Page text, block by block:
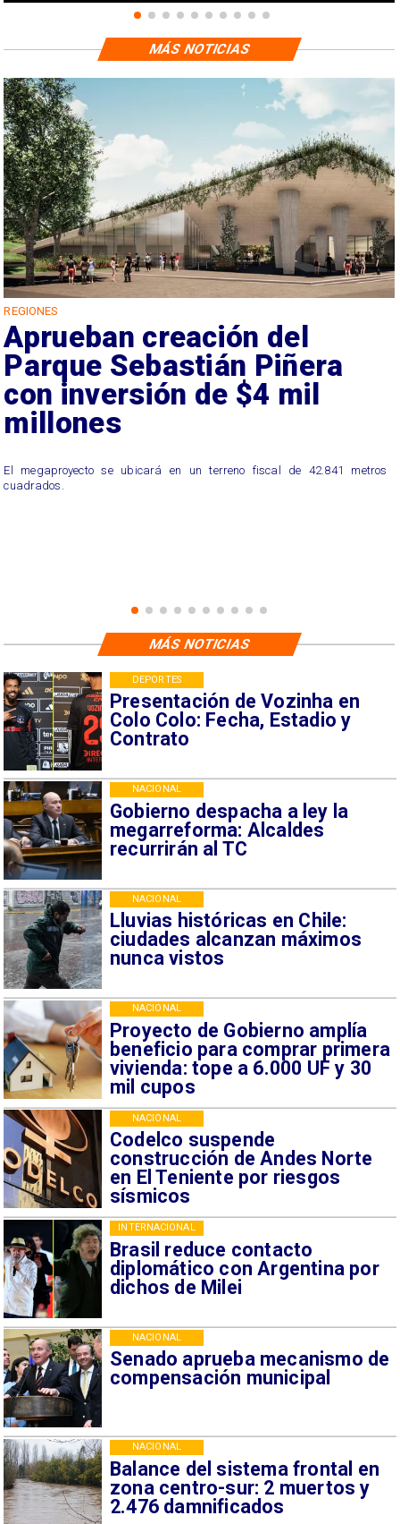
REGIONES
Aprueban creación del
Parque Sebastián Piñera
con inversión de $4 mil
millones
El megaproyecto se ubicará en un terreno fiscal de 42.841 metros
cuadrados.
MÁS NOTICIAS
Presentación de Vozinha en
Colo Colo: Fecha, Estadio y
Contrato
DEPORTES
Gobierno despacha a ley la
megarreforma: Alcaldes
recurrirán al TC
NACIONAL
Lluvias históricas en Chile:
ciudades alcanzan máximos
nunca vistos
NACIONAL
Proyecto de Gobierno amplía
beneficio para comprar primera
vivienda: tope a 6.000 UF y 30
mil cupos
NACIONAL
Codelco suspende
construcción de Andes Norte
en El Teniente por riesgos
sísmicos
NACIONAL
Brasil reduce contacto
diplomático con Argentina por
dichos de Milei
INTERNACIONAL
Senado aprueba mecanismo de
compensación municipal
NACIONAL
Balance del sistema frontal en
zona centro-sur: 2 muertos y
2.476 damnificados
NACIONAL
MÁS NOTICIAS